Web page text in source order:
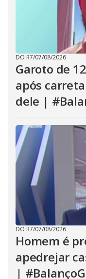
DO R7/07/08/2026
Garoto de
após
dele |
DO R7/07/08/2026
Homem é
apedrejar
|